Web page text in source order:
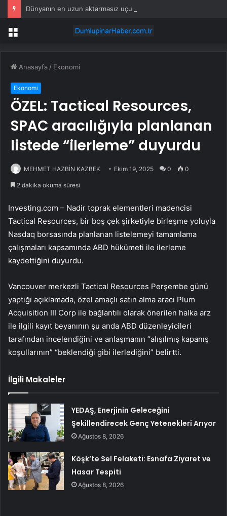
Menü
Anasayfa / Ekonomi
Ekonomi
ÖZEL: Tactical Resources,
SPAC aracılığıyla planlanan
listede “ilerleme” duyurdu
MEHMET HAZBİN KAZBEK Ekim 19, 2025 0 0
2 dakika okuma süresi
Investing.com – Nadir toprak elementleri madencisi
Tactical Resources, bir boş çek şirketiyle birleşme yoluyla
Nasdaq borsasında planlanan listelemeyi tamamlama
çalışmaları kapsamında ABD hükümeti ile ilerleme
kaydettiğini duyurdu.
Vancouver merkezli Tactical Resources Perşembe günü
yaptığı açıklamada, özel amaçlı satın alma aracı Plum
Acquisition III Corp ile bağlantılı olarak önerilen halka arz
ile ilgili kayıt beyanının şu anda ABD düzenleyicileri
tarafından incelendiğini ve anlaşmanın “alışılmış kapanış
koşullarının” “beklendiği gibi ilerlediğini” belirtti.
İlgili Makaleler
YEDAŞ, Enerjinin Geleceğini
Şekillendirecek Genç Yetenekleri Arıyor
Ağustos 8, 2026
Köşk’te Sel Felaketi: Esnafa Ziyaret ve
Hasar Tespiti
Ağustos 8, 2026